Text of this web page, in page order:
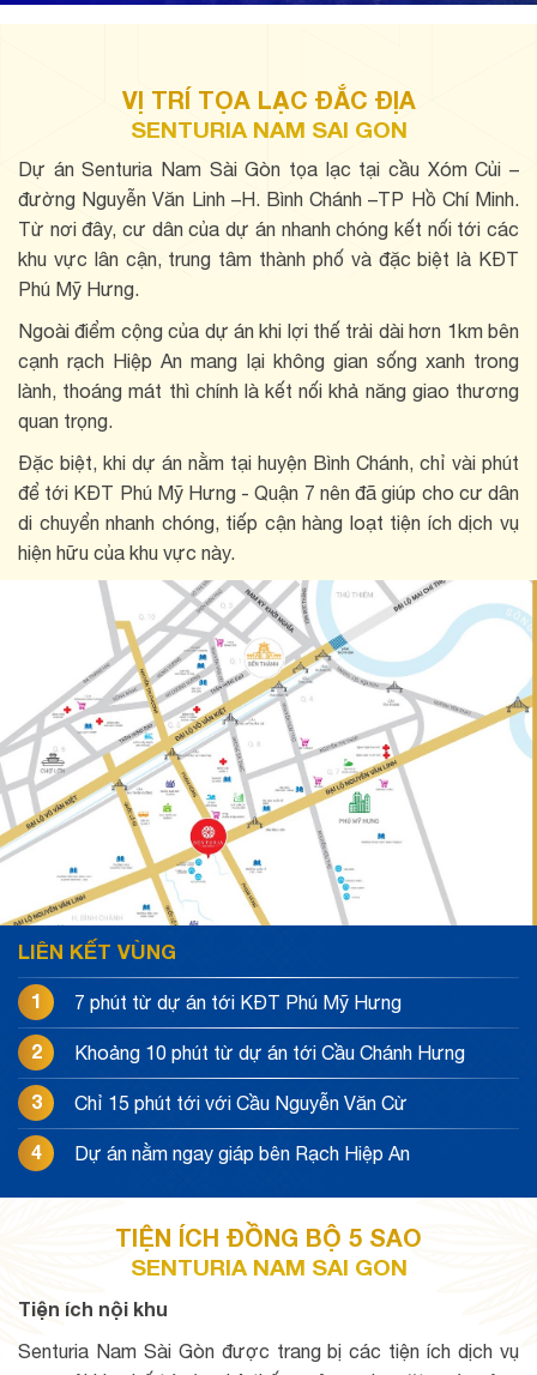
VỊ TRÍ TỌA LẠC ĐẮC ĐỊA
SENTURIA NAM SAI GON
Dự án Senturia Nam Sài Gòn tọa lạc tại cầu Xóm Củi –
đường Nguyễn Văn Linh –H. Bình Chánh –TP Hồ Chí Minh.
Từ nơi đây, cư dân của dự án nhanh chóng kết nối tới các
khu vực lân cận, trung tâm thành phố và đặc biệt là KĐT
Phú Mỹ Hưng.
Ngoài điểm cộng của dự án khi lợi thế trải dài hơn 1km bên
cạnh rạch Hiệp An mang lại không gian sống xanh trong
lành, thoáng mát thì chính là kết nối khả năng giao thương
quan trọng.
Đặc biệt, khi dự án nằm tại huyện Bình Chánh, chỉ vài phút
để tới KĐT Phú Mỹ Hưng - Quận 7 nên đã giúp cho cư dân
di chuyển nhanh chóng, tiếp cận hàng loạt tiện ích dịch vụ
hiện hữu của khu vực này.
LIÊN KẾT VÙNG
1 7 phút từ dự án tới KĐT Phú Mỹ Hưng
2 Khoảng 10 phút từ dự án tới Cầu Chánh Hưng
3 Chỉ 15 phút tới với Cầu Nguyễn Văn Cừ
4 Dự án nằm ngay giáp bên Rạch Hiệp An
TIỆN ÍCH ĐỒNG BỘ 5 SAO
SENTURIA NAM SAI GON
Tiện ích nội khu
Senturia Nam Sài Gòn được trang bị các tiện ích dịch vụ